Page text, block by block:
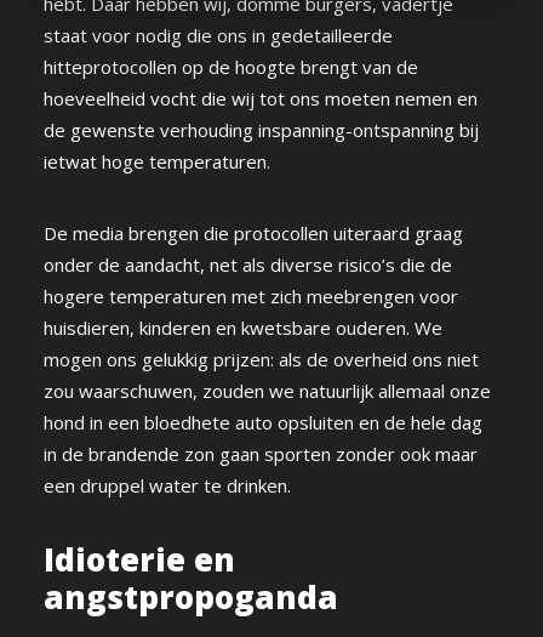
staat voor nodig die ons in gedetailleerde
hitteprotocollen op de hoogte brengt van de
hoeveelheid vocht die wij tot ons moeten nemen en
de gewenste verhouding inspanning-ontspanning bij
ietwat hoge temperaturen.
De media brengen die protocollen uiteraard graag
onder de aandacht, net als diverse risico’s die de
hogere temperaturen met zich meebrengen voor
huisdieren, kinderen en kwetsbare ouderen. We
mogen ons gelukkig prijzen: als de overheid ons niet
zou waarschuwen, zouden we natuurlijk allemaal onze
hond in een bloedhete auto opsluiten en de hele dag
in de brandende zon gaan sporten zonder ook maar
een druppel water te drinken.
Idioterie en
angstpropoganda